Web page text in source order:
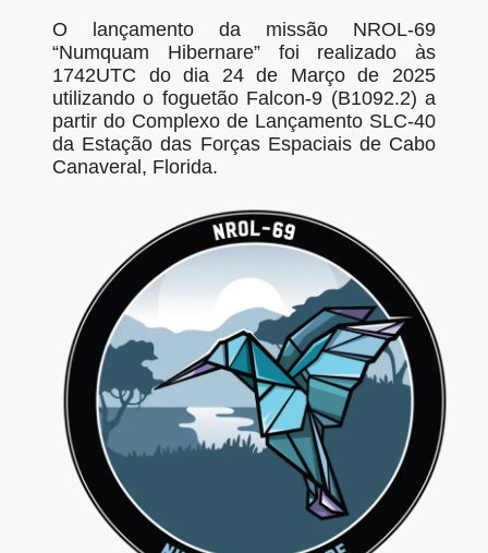
O lançamento da missão NROL-69
“Numquam Hibernare” foi realizado às
1742UTC do dia 24 de Março de 2025
utilizando o foguetão Falcon-9 (B1092.2) a
partir do Complexo de Lançamento SLC-40
da Estação das Forças Espaciais de Cabo
Canaveral, Florida.